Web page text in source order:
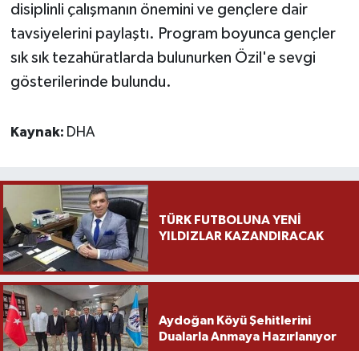
disiplinli çalışmanın önemini ve gençlere dair
tavsiyelerini paylaştı. Program boyunca gençler
sık sık tezahüratlarda bulunurken Özil'e sevgi
gösterilerinde bulundu.
Kaynak: DHA
TÜRK FUTBOLUNA YENİ
YILDIZLAR KAZANDIRACAK
Aydoğan Köyü Şehitlerini
Dualarla Anmaya Hazırlanıyor